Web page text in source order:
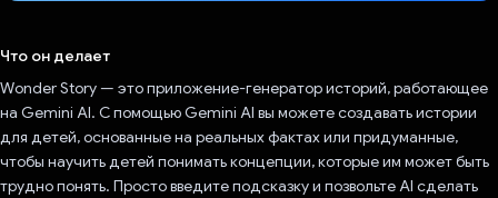
Что он делает
Wonder Story — это приложение-генератор историй, работающее
на Gemini AI. С помощью Gemini AI вы можете создавать истории
для детей, основанные на реальных фактах или придуманные,
чтобы научить детей понимать концепции, которые им может быть
трудно понять. Просто введите подсказку и позвольте AI сделать